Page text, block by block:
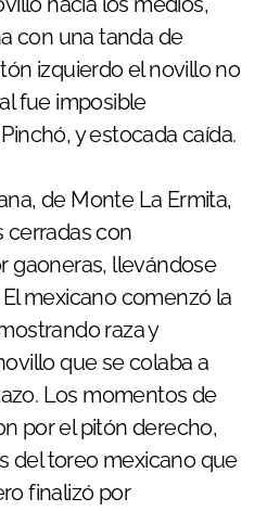
con una tanda de
izquierdo el novillo no
fue imposible
y estocada caída.
de Monte La Ermita,
cerradas con
gaoneras, llevándose
mexicano comenzó la
raza y
que se colaba a
Los momentos de
por el pitón derecho,
del toreo mexicano que
finalizó por